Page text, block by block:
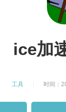
ice加
工具 时间：